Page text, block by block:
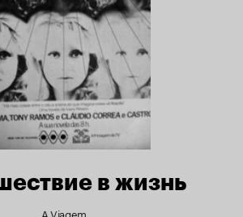
в жизнь
A Viagem